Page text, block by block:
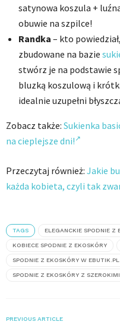
satynowa koszula +
obuwie na szpilce!
Randka – kto
zbudowane na bazie
stwórz je na podstawie
bluzką koszulową i
idealnie uzupełni
Zobacz także: Sukienka
na cieplejsze dni!
Przeczytaj również: Jakie
każda kobieta, czyli tak
TAGS ELEGANCKIE SPODNIE Z
KOBIECE SPODNIE Z EKOSKÓRY
SPODNIE Z EKOSKÓRY W EBUTIK.PL
SPODNIE Z EKOSKÓRY Z
PREVIOUS ARTICLE